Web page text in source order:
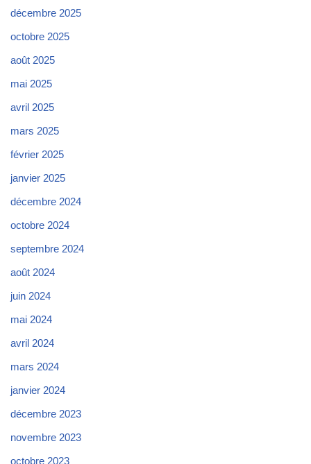
décembre 2025
octobre 2025
août 2025
mai 2025
avril 2025
mars 2025
février 2025
janvier 2025
décembre 2024
octobre 2024
septembre 2024
août 2024
juin 2024
mai 2024
avril 2024
mars 2024
janvier 2024
décembre 2023
novembre 2023
octobre 2023